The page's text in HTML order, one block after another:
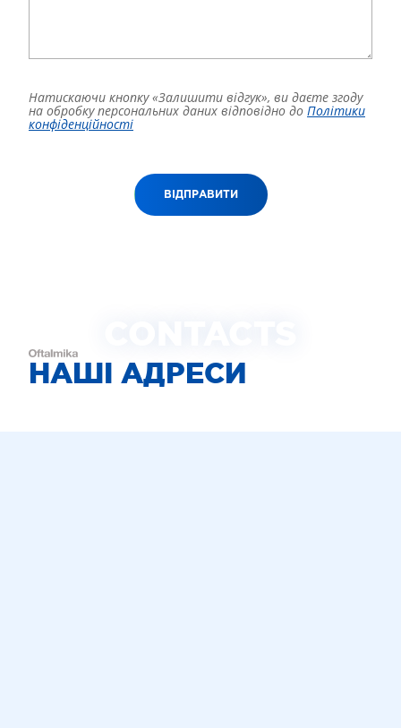
Натискаючи кнопку «Залишити відгук», ви даєте згоду
на обробку персональних даних відповідно до Політики
конфіденційності
ВІДПРАВИТИ
НАШІ АДРЕСИ